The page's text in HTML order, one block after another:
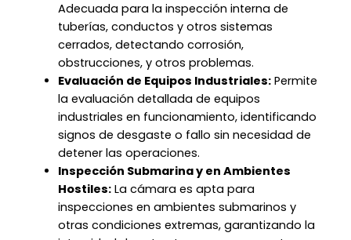
Adecuada para la inspección interna de
tuberías, conductos y otros sistemas
cerrados, detectando corrosión,
obstrucciones, y otros problemas.
Evaluación de Equipos Industriales:Permite
la evaluación detallada de equipos
industriales en funcionamiento, identificando
signos de desgaste o fallo sin necesidad de
detener las operaciones.
Inspección Submarina y en Ambientes
Hostiles:La cámara es apta para
inspecciones en ambientes submarinos y
otras condiciones extremas, garantizando la